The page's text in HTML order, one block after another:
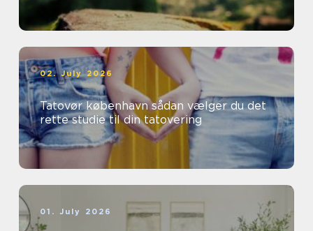
02. July 2026
Tatovør københavn sådan vælger du det
rette studie til din tatovering
01. July 2026